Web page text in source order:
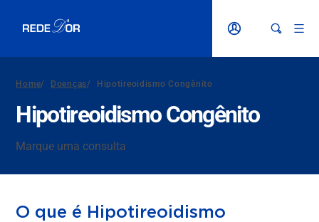
Home/ Doenças/ Hipotireoidismo Congênito
Hipotireoidismo Congênito
Marque uma consulta
O que é Hipotireoidismo